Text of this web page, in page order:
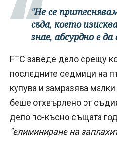
"Не се
съда, което
знае, абсурдно е
FTC заведе дело срещу
последните седмици на
купува и замразява
беше отхвърлено от
дело по-късно същата
"елиминиране на